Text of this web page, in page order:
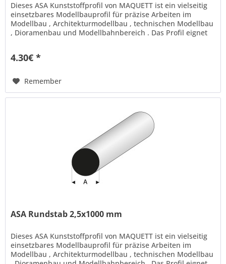
Dieses ASA Kunststoffprofil von MAQUETT ist ein vielseitig
einsetzbares Modellbauprofil für präzise Arbeiten im
Modellbau , Architekturmodellbau , technischen Modellbau
, Dioramenbau und Modellbahnbereich . Das Profil eignet
4.30€ *
Remember
ASA Rundstab 2,5x1000 mm
Dieses ASA Kunststoffprofil von MAQUETT ist ein vielseitig
einsetzbares Modellbauprofil für präzise Arbeiten im
Modellbau , Architekturmodellbau , technischen Modellbau